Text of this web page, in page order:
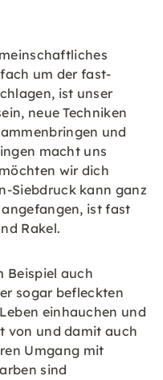
um der fast-
ist unser
neue Techniken
und
macht uns
wir dich
Siebdruck kann ganz
ist fast
Rakel.
Beispiel auch
sogar befleckten
einhauchen und
von und damit auch
Umgang mit
sind